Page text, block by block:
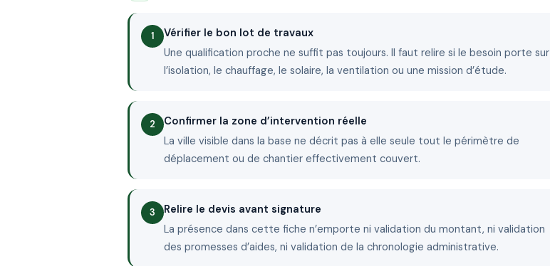
Vérifier le bon lot de travaux
Une qualification proche ne suffit pas toujours. Il faut relire si le besoin porte sur
l’isolation, le chauffage, le solaire, la ventilation ou une mission d’étude.
Confirmer la zone d’intervention réelle
La ville visible dans la base ne décrit pas à elle seule tout le périmètre de
déplacement ou de chantier effectivement couvert.
Relire le devis avant signature
La présence dans cette fiche n’emporte ni validation du montant, ni validation
des promesses d’aides, ni validation de la chronologie administrative.